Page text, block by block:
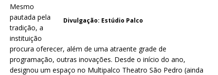
Divulgação: Estúdio Palco
Mesmo
pautada pela
tradição, a
instituição
procura oferecer, além de uma atraente grade de
programação, outras inovações. Desde o início do ano,
designou um espaço no Multipalco Theatro São Pedro (ainda